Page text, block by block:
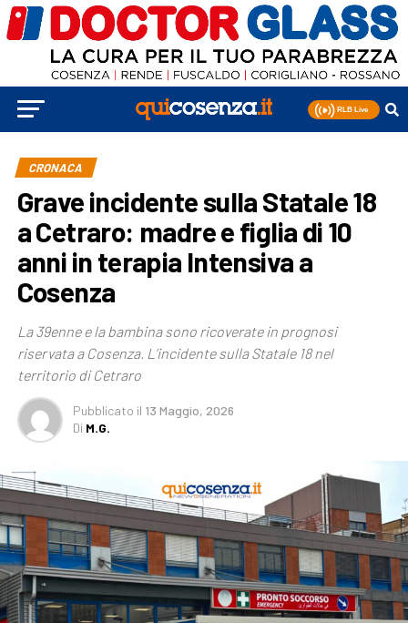
CRONACA
Grave incidente sulla Statale 18
a Cetraro: madre e figlia di 10
anni in terapia Intensiva a
Cosenza
La 39enne e la bambina sono ricoverate in prognosi
riservata a Cosenza. L’incidente sulla Statale 18 nel
territorio di Cetraro
Pubblicato il 13 Maggio, 2026
Di M.G.